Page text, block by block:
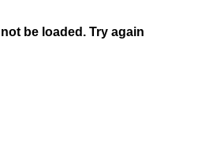
be loaded. Try again